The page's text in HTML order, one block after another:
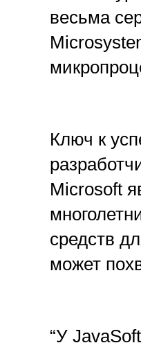
весьма
Ключ к
Microsoft
средств
может
“У